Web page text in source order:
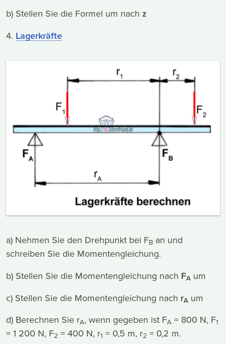
b) Stellen Sie die Formel um nach z
4. Lagerkräfte
a) Nehmen Sie den Drehpunkt bei FB an und
schreiben Sie die Momentengleichung.
b) Stellen Sie die Momentengleichung nach FA um
c) Stellen Sie die Momentengleichung nach rA um
d) Berechnen Sie rA, wenn gegeben ist FA = 800 N, F1
= 1 200 N, F2 = 400 N, r1 = 0,5 m, r2 = 0,2 m.